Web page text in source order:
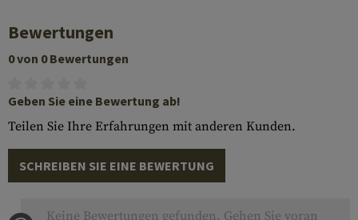
Bewertungen
0 von 0 Bewertungen
Geben Sie eine Bewertung ab!
Teilen Sie Ihre Erfahrungen mit anderen Kunden.
SCHREIBEN SIE EINE BEWERTUNG
Keine Bewertungen gefunden. Gehen Sie voran